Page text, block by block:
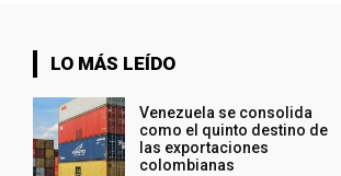
LO MÁS LEÍDO
Venezuela se consolida
como el quinto destino de
las exportaciones
colombianas